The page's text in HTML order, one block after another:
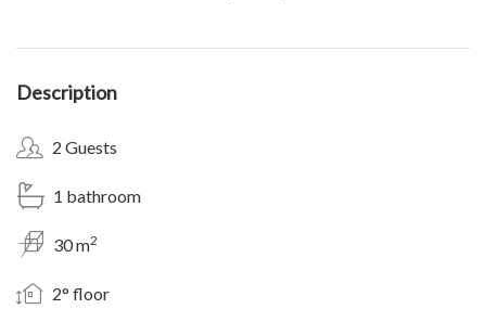
Description
2 Guests
1 bathroom
30 m2
2° floor